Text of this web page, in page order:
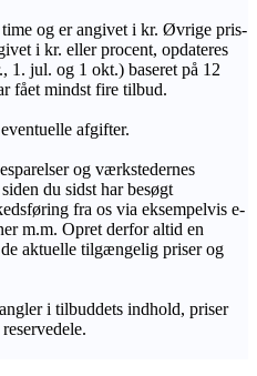
og er angivet i kr. Øvrige pris-
i kr. eller procent, opdateres
1. jul. og 1 okt.) baseret på 12
fået mindst fire tilbud.
afgifter.
og værkstedernes
du sidst har besøgt
fra os via eksempelvis e-
m.m. Opret derfor altid en
aktuelle tilgængelig priser og
i tilbuddets indhold, priser